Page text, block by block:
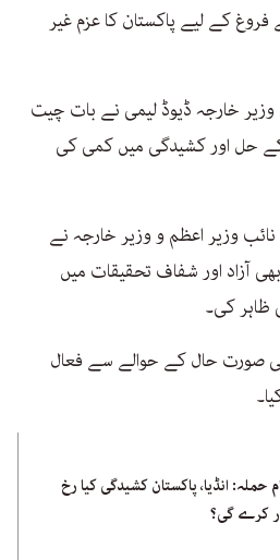
کے لیے پاکستان کا عزم غیر
وزیر خارجہ ڈیوڈ لیمی نے بات چیت
کے حل اور کشیدگی میں کمی کی
وزیر اعظم و وزیر خارجہ نے
آزاد اور شفاف تحقیقات میں
ظاہر کی۔
صورت حال کے حوالے سے فعال
حملہ: انڈیا، پاکستان کشیدگی کیا رخ
کرے گی؟